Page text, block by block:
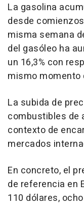
La gasolina
desde
misma semana
del gasóleo ha
un 16,3% con
mismo momento
La subida de
combustibles de
contexto de
mercados
En concreto, el
de referencia en
110 dólares,